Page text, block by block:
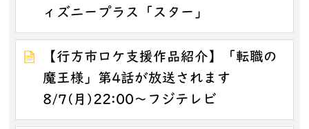
ィズニープラス「スター」
【行方市ロケ支援作品紹介】「転職の
魔王様」第4話が放送されます
8/7(月)22:00～フジテレビ